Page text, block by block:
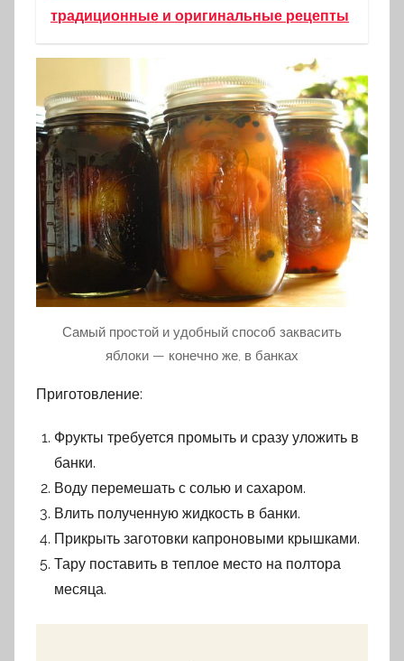
традиционные и оригинальные рецепты
Самый простой и удобный способ заквасить
яблоки — конечно же, в банках
Приготовление:
Фрукты требуется промыть и сразу уложить в
банки.
Воду перемешать с солью и сахаром.
Влить полученную жидкость в банки.
Прикрыть заготовки капроновыми крышками.
Тару поставить в теплое место на полтора
месяца.